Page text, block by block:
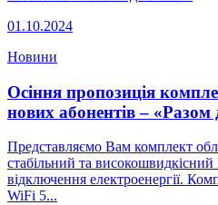
01.10.2024
Новини
Осіння пропозиція
нових абонентів –
Представляємо Вам комплект
стабільний та високошвидкісний
відключення електроенергії.
WiFi 5...